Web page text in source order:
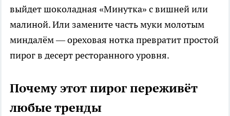
выйдет шоколадная «Минутка» с вишней или
малиной. Или замените часть муки молотым
миндалём — ореховая нотка превратит простой
пирог в десерт ресторанного уровня.
Почему этот пирог переживёт
любые тренды